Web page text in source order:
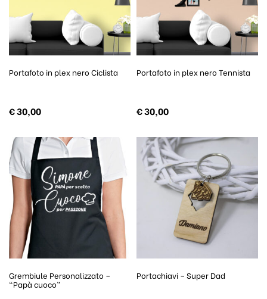
Portafoto in plex nero Ciclista
€30,00
Portafoto in plex nero Tennista
€30,00
Grembiule Personalizzato –
“Papà cuoco”
Portachiavi – Super Dad